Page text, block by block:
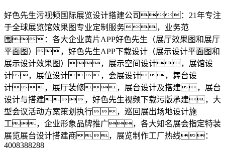
好色先生污视频国际展览设计搭建公司：21年专注
于全球展览馆效果图专业定制服务，业务范
围：各大企业黄片APP好色先生（展厅效果图和展厅
平面图），好色先生APP下载设计（展示设计平面图和
展示设计效果图），展示空间设计，展馆设
计，展位设计，会展设计，舞台设
计，展厅装修，展台设计及搭建，展台
设计与搭建，好色先生视频下载污版承建，大
型会议活动方案策划执行，巡回展出场地设计施
工，企业形象品牌推广，各大知名展会指定特装
展览展台设计搭建商，展览制作工厂热线：
4008388288